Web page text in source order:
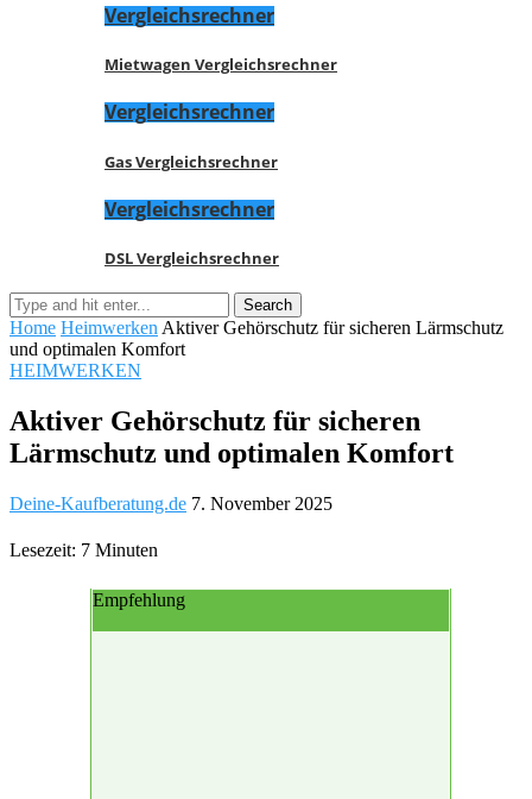
Vergleichsrechner
Mietwagen Vergleichsrechner
Vergleichsrechner
Gas Vergleichsrechner
Vergleichsrechner
DSL Vergleichsrechner
Home Heimwerken Aktiver Gehörschutz für sicheren Lärmschutz
und optimalen Komfort
HEIMWERKEN
Aktiver Gehörschutz für sicheren
Lärmschutz und optimalen Komfort
Deine-Kaufberatung.de 7. November 2025
Lesezeit: 7 Minuten
Empfehlung